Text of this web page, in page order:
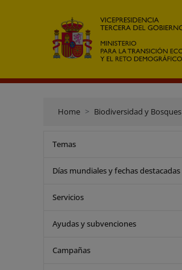
Home Biodiversidad y Bosques
Temas
Días mundiales y fechas destacadas
Servicios
Ayudas y subvenciones
Campañas